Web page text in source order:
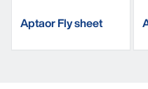
Aptaor Fly sheet